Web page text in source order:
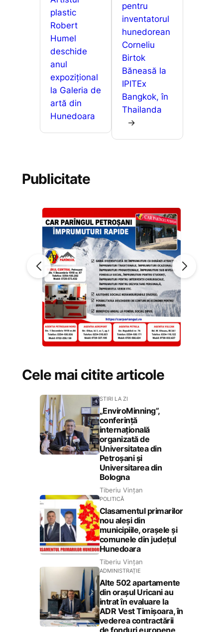
k
er
ă
plastic
Robert
Humel
deschide
anul
expozițional
la Galeria de
artă din
Hunedoara
pentru
inventatorul
hunedorean
Corneliu
Birtok
Băneasă la
IPITEx
Bangkok, în
Thailanda
→
Publicitate
Cele mai citite articole
STIRI LA ZI
„EnviroMinning”,
conferință
internațională
organizată de
Universitatea din
Petroșani și
Universitarea din
Bologna
Tiberiu Vințan
POLITICĂ
Clasamentul primarilor
nou aleși din
municipiile, orașele și
comunele din județul
Hunedoara
Tiberiu Vințan
ADMINISTRAȚIE
Alte 502 apartamente
din orașul Uricani au
intrat în evaluare la
ADR Vest Timișoara, în
vederea contractării